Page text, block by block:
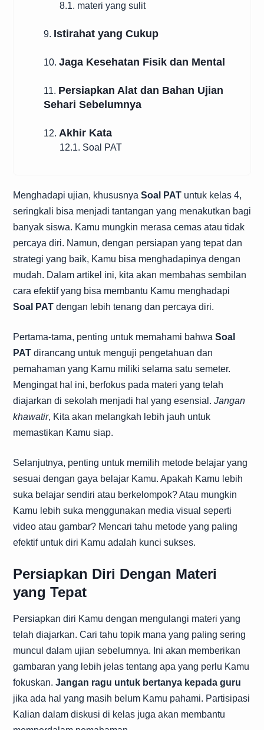
8.1. materi yang sulit
9. Istirahat yang Cukup
10. Jaga Kesehatan Fisik dan Mental
11. Persiapkan Alat dan Bahan Ujian
Sehari Sebelumnya
12. Akhir Kata
12.1. Soal PAT
Menghadapi ujian, khususnya Soal PAT untuk kelas 4,
seringkali bisa menjadi tantangan yang menakutkan bagi
banyak siswa. Kamu mungkin merasa cemas atau tidak
percaya diri. Namun, dengan persiapan yang tepat dan
strategi yang baik, Kamu bisa menghadapinya dengan
mudah. Dalam artikel ini, kita akan membahas sembilan
cara efektif yang bisa membantu Kamu menghadapi
Soal PAT dengan lebih tenang dan percaya diri.
Pertama-tama, penting untuk memahami bahwa Soal
PAT dirancang untuk menguji pengetahuan dan
pemahaman yang Kamu miliki selama satu semeter.
Mengingat hal ini, berfokus pada materi yang telah
diajarkan di sekolah menjadi hal yang esensial. Jangan
khawatir, Kita akan melangkah lebih jauh untuk
memastikan Kamu siap.
Selanjutnya, penting untuk memilih metode belajar yang
sesuai dengan gaya belajar Kamu. Apakah Kamu lebih
suka belajar sendiri atau berkelompok? Atau mungkin
Kamu lebih suka menggunakan media visual seperti
video atau gambar? Mencari tahu metode yang paling
efektif untuk diri Kamu adalah kunci sukses.
Persiapkan Diri Dengan Materi
yang Tepat
Persiapkan diri Kamu dengan mengulangi materi yang
telah diajarkan. Cari tahu topik mana yang paling sering
muncul dalam ujian sebelumnya. Ini akan memberikan
gambaran yang lebih jelas tentang apa yang perlu Kamu
fokuskan. Jangan ragu untuk bertanya kepada guru
jika ada hal yang masih belum Kamu pahami. Partisipasi
Kalian dalam diskusi di kelas juga akan membantu